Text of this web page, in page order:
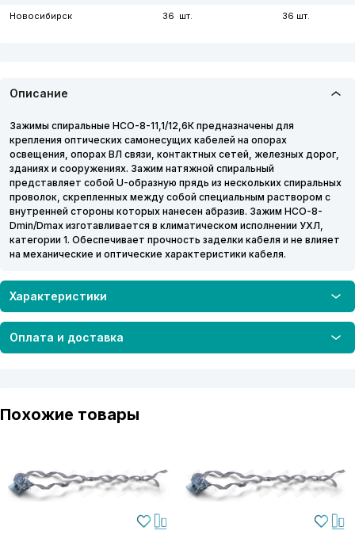
Новосибирск
36 36
Описание
Зажимы спиральные НСО-8-11,1/12,6К предназначены для
крепления оптических самонесущих кабелей на опорах
освещения, опорах ВЛ связи, контактных сетей, железных дорог,
зданиях и сооружениях. Зажим натяжной спиральный
представляет собой U-образную прядь из нескольких спиральных
проволок, скрепленных между собой специальным раствором с
внутренней стороны которых нанесен абразив. Зажим НСО-8-
Dmin/Dmax изготавливается в климатическом исполнении УХЛ,
категории 1. Обеспечивает прочность заделки кабеля и не влияет
на механические и оптические характеристики кабеля.
Характеристики
Оплата и доставка
Похожие товары